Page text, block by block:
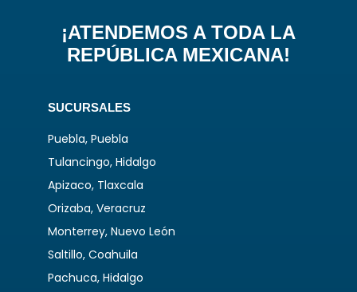
¡ATENDEMOS A TODA LA
REPÚBLICA MEXICANA!
SUCURSALES
Puebla, Puebla
Tulancingo, Hidalgo
Apizaco, Tlaxcala
Orizaba, Veracruz
Monterrey, Nuevo León
Saltillo, Coahuila
Pachuca, Hidalgo